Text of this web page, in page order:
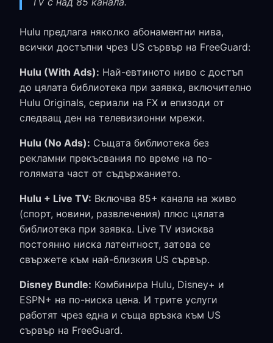
Hulu предлага няколко абонаментни нива,
всички достъпни чрез US сървър на FreeGuard:
Hulu (With Ads): Най-евтиното ниво с достъп
до цялата библиотека при заявка, включително
Hulu Originals, сериали на FX и епизоди от
следващ ден на телевизионни мрежи.
Hulu (No Ads): Същата библиотека без
рекламни прекъсвания по време на по-
голямата част от съдържанието.
Hulu + Live TV: Включва 85+ канала на живо
(спорт, новини, развлечения) плюс цялата
библиотека при заявка. Live TV изисква
постоянно ниска латентност, затова се
свържете към най-близкия US сървър.
Disney Bundle: Комбинира Hulu, Disney+ и
ESPN+ на по-ниска цена. И трите услуги
работят чрез една и съща връзка към US
сървър на FreeGuard.